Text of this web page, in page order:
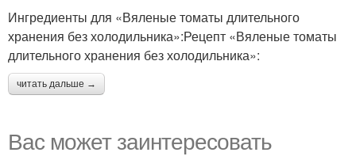
Ингредиенты для «Вяленые томаты длительного
хранения без холодильника»:Рецепт «Вяленые томаты
длительного хранения без холодильника»:
читать дальше →
Вас может заинтересовать